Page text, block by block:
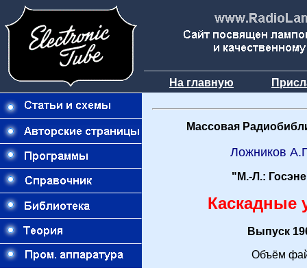
На главную
Массовая
Ложников
"М.-Л.:
Каскадные
Выпуск
Объём